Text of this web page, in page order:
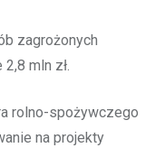
zagrożonych
mln zł.
rolno-spożywczego
na projekty